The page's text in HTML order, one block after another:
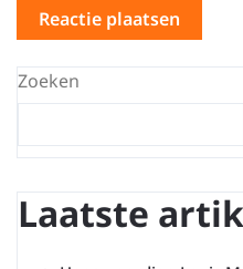
Zoeken
Laatste